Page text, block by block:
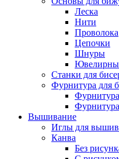
Леска
Нити
Проволока
Цепочки
Шнуры
Станки для
Фурнитура для
Вышивание
Иглы для
Канва
Без